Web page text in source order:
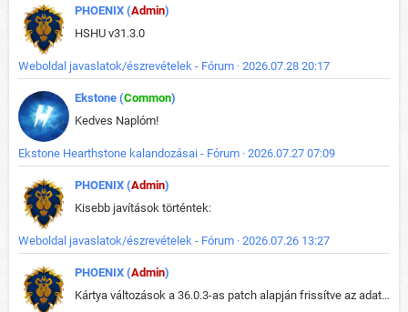
PHOENIX (Admin)
HSHU v31.3.0
Weboldal javaslatok/észrevételek - Fórum · 2026.07.28 20:17
Ekstone (Common)
Kedves Naplóm!
Ekstone Hearthstone kalandozásai - Fórum · 2026.07.27 07:09
PHOENIX (Admin)
Kisebb javítások történtek:
Weboldal javaslatok/észrevételek - Fórum · 2026.07.26 13:27
PHOENIX (Admin)
Kártya változások a 36.0.3-as patch alapján frissítve az adatbázisban (képek is cserélve).